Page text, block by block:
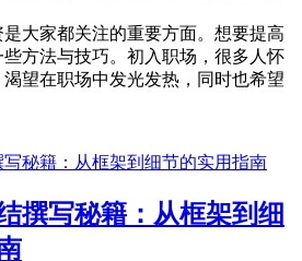
大家都关注的重要方面。想要提高
方法与技巧。初入职场，很多人怀
望在职场中发光发热，同时也希望
撰写秘籍：从框架到细